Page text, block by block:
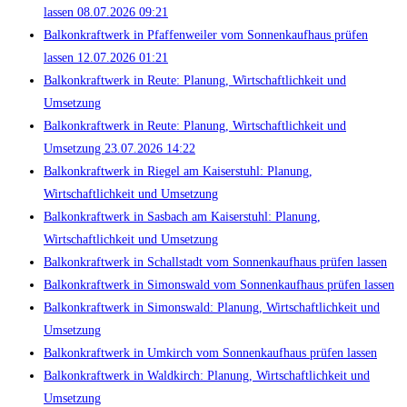
lassen 08.07.2026 09:21
Balkonkraftwerk in Pfaffenweiler vom Sonnenkaufhaus prüfen
lassen 12.07.2026 01:21
Balkonkraftwerk in Reute: Planung, Wirtschaftlichkeit und
Umsetzung
Balkonkraftwerk in Reute: Planung, Wirtschaftlichkeit und
Umsetzung 23.07.2026 14:22
Balkonkraftwerk in Riegel am Kaiserstuhl: Planung,
Wirtschaftlichkeit und Umsetzung
Balkonkraftwerk in Sasbach am Kaiserstuhl: Planung,
Wirtschaftlichkeit und Umsetzung
Balkonkraftwerk in Schallstadt vom Sonnenkaufhaus prüfen lassen
Balkonkraftwerk in Simonswald vom Sonnenkaufhaus prüfen lassen
Balkonkraftwerk in Simonswald: Planung, Wirtschaftlichkeit und
Umsetzung
Balkonkraftwerk in Umkirch vom Sonnenkaufhaus prüfen lassen
Balkonkraftwerk in Waldkirch: Planung, Wirtschaftlichkeit und
Umsetzung